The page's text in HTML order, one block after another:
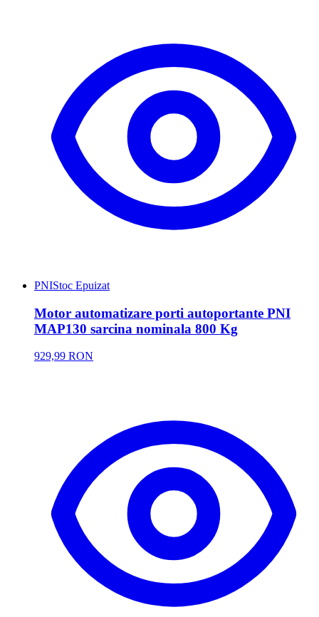
PNIStoc Epuizat
Motor automatizare porti autoportante PNI
MAP130 sarcina nominala 800 Kg
929,99 RON